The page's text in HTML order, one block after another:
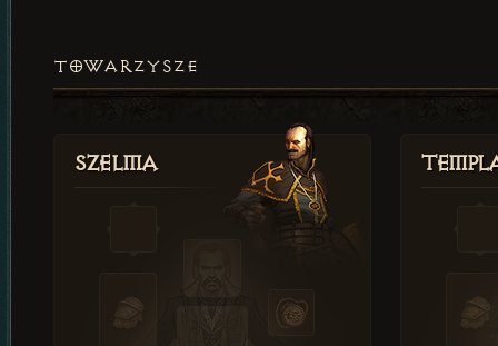
TOWARZYSZE
Szelma